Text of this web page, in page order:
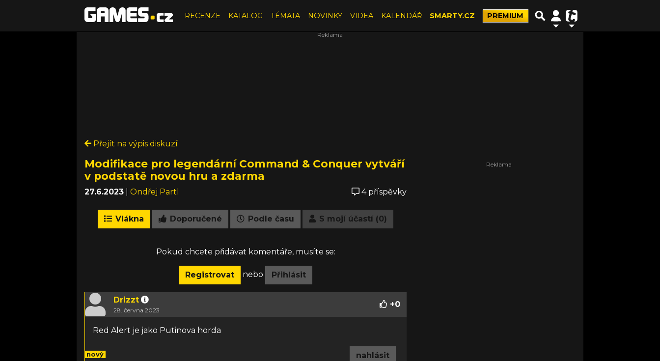
RECENZE KATALOG TÉMATA NOVINKY VIDEA KALENDÁŘ SMARTY.CZ PREMIUM
Přejít na výpis diskuzí
Modifikace pro legendární Command & Conquer vytváří
v podstatě novou hru a zdarma
27.6.2023 Ondřej Partl 4 příspěvky
Vlákna Doporučené Podle času S mojí účastí (0)
Pokud chcete přidávat komentáře, musíte se:
Registrovat nebo Přihlásit
Drizzt
28. června 2023
+0
Red Alert je jako Putinova horda
nový nahlásit